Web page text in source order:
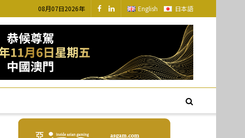
08月07日2026年 English 日本語